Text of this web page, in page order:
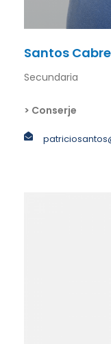
Santos
Secundaria
> Conserje